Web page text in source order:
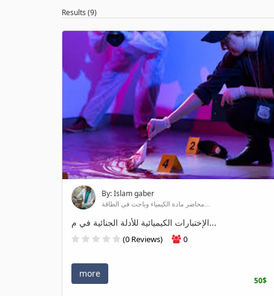
Results (9)
By: Islam gaber
الإختبارات الكيميائية للأدلة الجنائية في م...
(0 Reviews) 0
more
50$